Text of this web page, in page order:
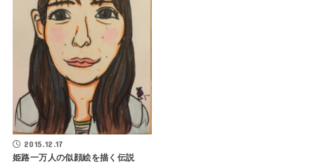
2015.12.17
姫路一万人の似顔絵を描く伝説